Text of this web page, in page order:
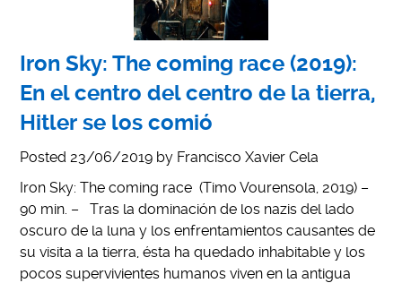
Iron Sky: The coming race (2019):
En el centro del centro de la tierra,
Hitler se los comió
Posted 23/06/2019 by Francisco Xavier Cela
Iron Sky: The coming race (Timo Vourensola, 2019) –
90 min. – Tras la dominación de los nazis del lado
oscuro de la luna y los enfrentamientos causantes de
su visita a la tierra, ésta ha quedado inhabitable y los
pocos supervivientes humanos viven en la antigua